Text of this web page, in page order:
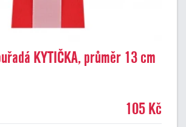
KYTIČKA, průměr 13 cm
105 Kč